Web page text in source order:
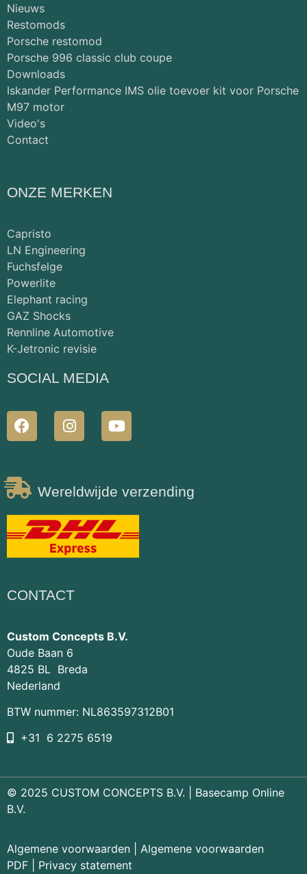
Nieuws
Restomods
Porsche restomod
Porsche 996 classic club coupe
Downloads
Iskander Performance IMS olie toevoer kit voor Porsche
M97 motor
Video's
Contact
ONZE MERKEN
Capristo
LN Engineering
Fuchsfelge
Powerlite
Elephant racing
GAZ Shocks
Rennline Automotive
K-Jetronic revisie
SOCIAL MEDIA
Wereldwijde verzending
CONTACT
Custom Concepts B.V.
Oude Baan 6
4825 BL Breda
Nederland
BTW nummer: NL863597312B01
+31 6 2275 6519
© 2025 CUSTOM CONCEPTS B.V. | Basecamp Online
B.V.
Algemene voorwaarden
Algemene voorwaarden
PDF
Privacy statement